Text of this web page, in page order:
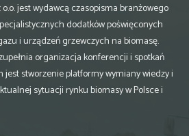
jest wydawcą czasopisma branżowego
dodatków poświęconych
i urządzeń grzewczych na biomasę.
organizacja konferencji i spotkań
stworzenie platformy wymiany wiedzy i
sytuacji rynku biomasy w Polsce i